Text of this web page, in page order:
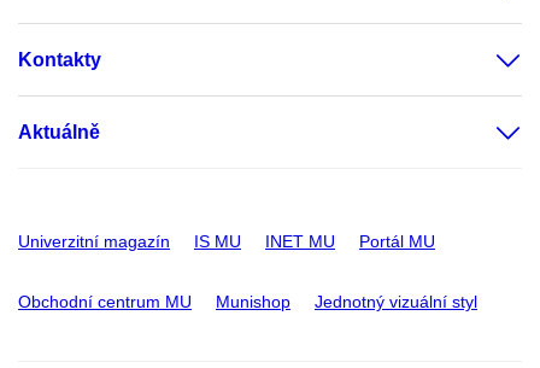
Kontakty
Aktuálně
Univerzitní magazín IS MU INET MU Portál MU
Obchodní centrum MU Munishop Jednotný vizuální styl